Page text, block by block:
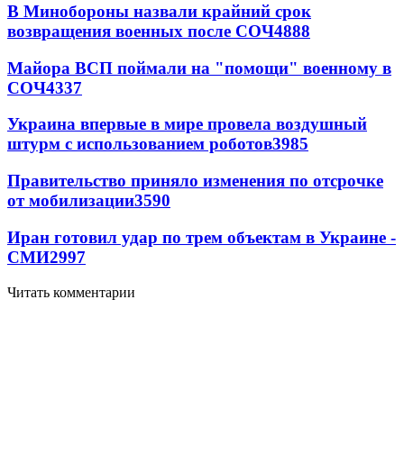
В Минобороны назвали крайний срок
возвращения военных после СОЧ4888
Майора ВСП поймали на "помощи" военному в
СОЧ4337
Украина впервые в мире провела воздушный
штурм с использованием роботов3985
Правительство приняло изменения по отсрочке
от мобилизации3590
Иран готовил удар по трем объектам в Украине -
СМИ2997
Читать комментарии